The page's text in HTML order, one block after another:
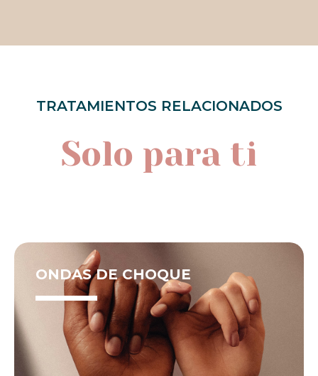
TRATAMIENTOS RELACIONADOS
Solo para ti
ONDAS DE CHOQUE